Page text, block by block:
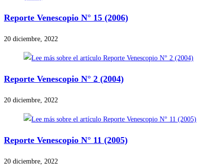
Reporte Venescopio N° 15 (2006)
20 diciembre, 2022
Reporte Venescopio N° 2 (2004)
20 diciembre, 2022
Reporte Venescopio N° 11 (2005)
20 diciembre, 2022